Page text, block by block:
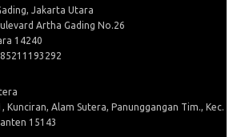
Jakarta Utara
Artha Gading No.26
14240
Kunciran, Alam Sutera, Panunggangan Tim., Kec.
15143